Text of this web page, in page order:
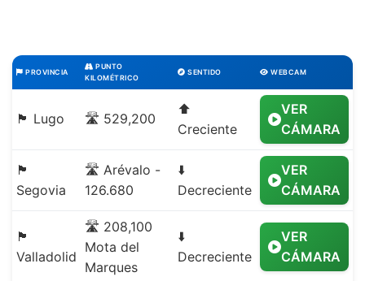
PROVINCIA
PUNTO
KILOMÉTRICO
SENTIDO WEBCAM
🏴 Lugo 🛣️ 529,200
⬆️
Creciente
VER
CÁMARA
🏴
Segovia
🛣️ Arévalo -
126.680
⬇️
Decreciente
VER
CÁMARA
🏴
Valladolid
🛣️ 208,100
Mota del
Marques
⬇️
Decreciente
VER
CÁMARA